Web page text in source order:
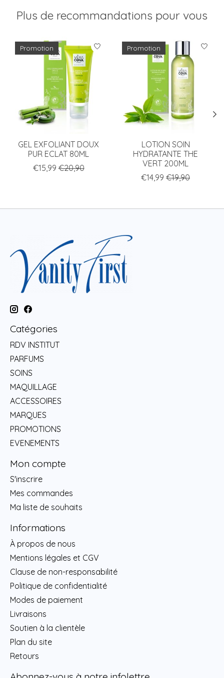
Plus de recommandations pour vous
Articles du carrousel de produits
Promotion
GEL EXFOLIANT DOUX
PUR ECLAT 80ML
€15,99 €20,90
Promotion
LOTION SOIN
HYDRATANTE THE
VERT 200ML
€14,99 €19,90
Catégories
RDV INSTITUT
PARFUMS
SOINS
MAQUILLAGE
ACCESSOIRES
MARQUES
PROMOTIONS
EVENEMENTS
Mon compte
S'inscrire
Mes commandes
Ma liste de souhaits
Informations
À propos de nous
Mentions légales et CGV
Clause de non-responsabilité
Politique de confidentialité
Modes de paiement
Livraisons
Soutien à la clientèle
Plan du site
Retours